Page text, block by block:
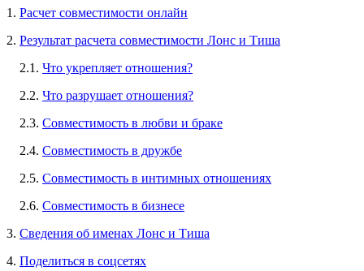
1. Расчет совместимости онлайн
2. Результат расчета совместимости Лонс и Тиша
2.1. Что укрепляет отношения?
2.2. Что разрушает отношения?
2.3. Совместимость в любви и браке
2.4. Совместимость в дружбе
2.5. Совместимость в интимных отношениях
2.6. Совместимость в бизнесе
3. Сведения об именах Лонс и Тиша
4. Поделиться в соцсетях